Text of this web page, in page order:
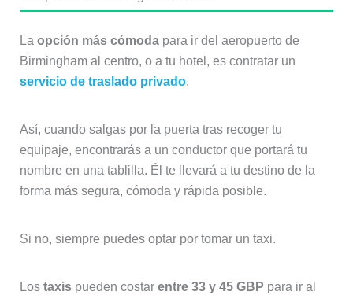
La opción más cómodapara ir del aeropuerto de
Birmingham al centro, o a tu hotel, es contratar un
servicio de traslado privado.
Así, cuando salgas por la puerta tras recoger tu
equipaje, encontrarás a un conductor que portará tu
nombre en una tablilla. Él te llevará a tu destino de la
forma más segura, cómoda y rápida posible.
Si no, siempre puedes optar por tomar un taxi.
Lostaxispueden costar entre 33 y 45 GBP para ir al